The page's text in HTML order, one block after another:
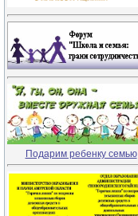
Подарим ребенку семью